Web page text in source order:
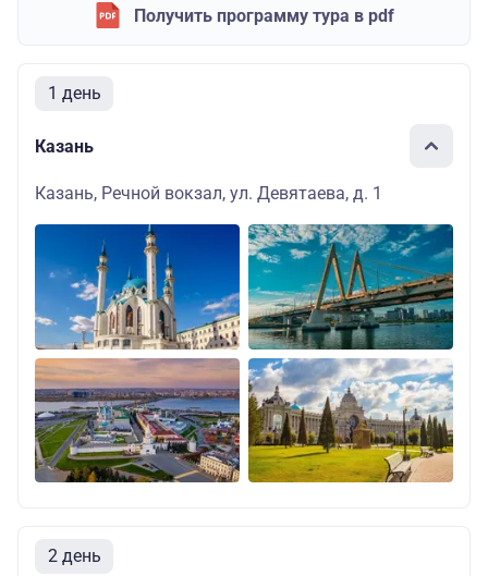
Получить программу тура в pdf
1 день
Казань
Казань, Речной вокзал, ул. Девятаева, д. 1
2 день